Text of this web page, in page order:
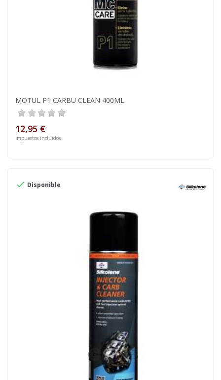
MOTUL P1 CARBU CLEAN 400ML
12,95 €
Impuestos incluidos
 Disponible